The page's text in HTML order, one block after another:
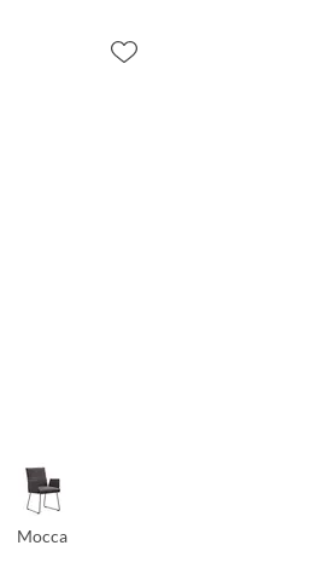
Mocca